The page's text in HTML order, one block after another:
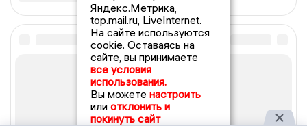
Яндекс.Метрика,
top.mail.ru, LiveInternet.
На сайте используются
cookie. Оставаясь на
сайте, вы принимаете
все условия
использования.
Вы можете настроить
или отклонить и
покинуть сайт